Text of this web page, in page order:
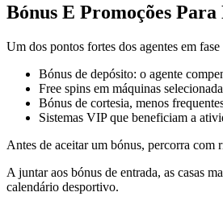
Bónus E Promoções Para
Um dos pontos fortes dos agentes em
Bónus de depósito: o agente
Free spins em máquinas
Bónus de cortesia, menos
Sistemas VIP que beneficiam a
Antes de aceitar um bónus, percorra com
A juntar aos bónus de entrada, as casas
calendário desportivo.